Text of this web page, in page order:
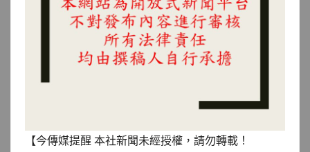
【今傳媒提醒 本社新聞未經授權，請勿轉載！